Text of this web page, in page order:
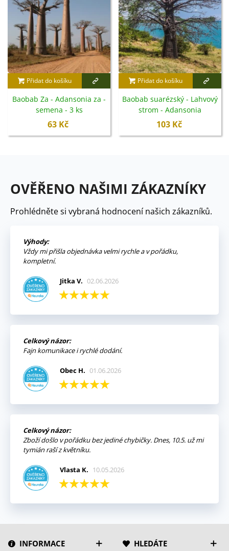
Přidat do košíku
Baobab Za - Adansonia za -
semena - 3 ks
63 Kč
Přidat do košíku
Baobab suarézský - Lahvový
strom - Adansonia
suarezensis - semena - 2 ks
103 Kč
OVĚŘENO NAŠIMI ZÁKAZNÍKY
Prohlédněte si vybraná hodnocení našich zákazníků.
Výhody:
Vždy mi přišla objednávka velmi rychle a v pořádku,
kompletní.
Jitka V. 02.06.2026
Celkový názor:
Fajn komunikace i rychlé dodání.
Obec H. 01.06.2026
Celkový názor:
Zboží došlo v pořádku bez jediné chybičky. Dnes, 10.5. už mi
tymián raší z květníku.
Vlasta K. 10.05.2026
INFORMACE HLEDÁTE